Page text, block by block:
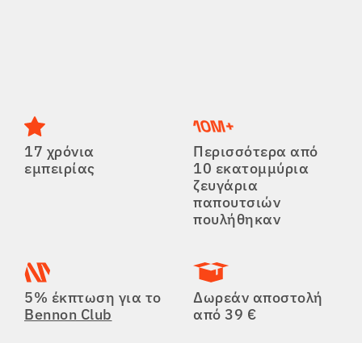
17 χρόνια
εμπειρίας
Περισσότερα από
10 εκατομμύρια
ζευγάρια
παπουτσιών
πουλήθηκαν
5% έκπτωση για το
Bennon Club
Δωρεάν αποστολή
από 39 €